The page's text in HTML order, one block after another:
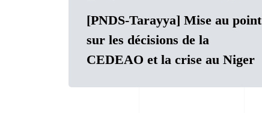
[PNDS-Tarayya] Mise au point
sur les décisions de la
CEDEAO et la crise au Niger